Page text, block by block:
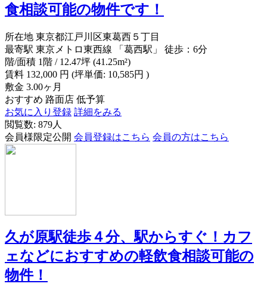
食相談可能の物件です！
所在地 東京都江戸川区東葛西５丁目
最寄駅 東京メトロ東西線 「葛西駅」 徒歩：6分
階/面積 1階 / 12.47坪 (41.25m²)
賃料 132,000 円 (坪単価: 10,585円 )
敷金 3.00ヶ月
おすすめ 路面店 低予算
お気に入り登録 詳細をみる
閲覧数: 879人
会員様限定公開 会員登録はこちら 会員の方はこちら
久が原駅徒歩４分、駅からすぐ！カフ
ェなどにおすすめの軽飲食相談可能の
物件！